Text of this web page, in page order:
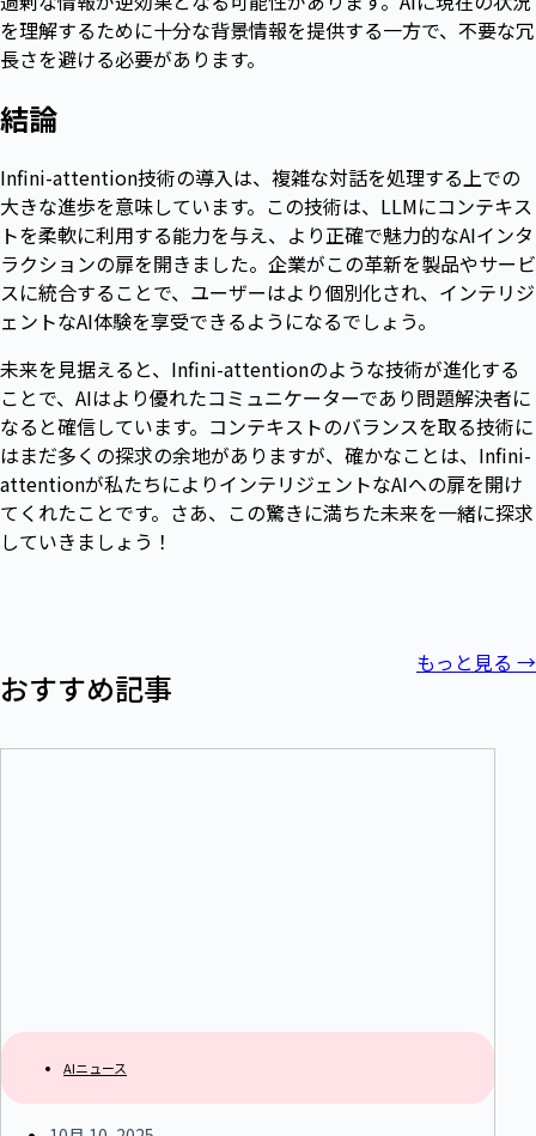
を理解するために十分な背景情報を提供する一方で、不要な冗
長さを避ける必要があります。
結論
Infini-attention技術の導入は、複雑な対話を処理する上での
大きな進歩を意味しています。この技術は、LLMにコンテキス
トを柔軟に利用する能力を与え、より正確で魅力的なAIインタ
ラクションの扉を開きました。企業がこの革新を製品やサービ
スに統合することで、ユーザーはより個別化され、インテリジ
ェントなAI体験を享受できるようになるでしょう。
未来を見据えると、Infini-attentionのような技術が進化する
ことで、AIはより優れたコミュニケーターであり問題解決者に
なると確信しています。コンテキストのバランスを取る技術に
はまだ多くの探求の余地がありますが、確かなことは、Infini-
attentionが私たちによりインテリジェントなAIへの扉を開け
てくれたことです。さあ、この驚きに満ちた未来を一緒に探求
していきましょう！
おすすめ記事
もっと見る →
AIニュース